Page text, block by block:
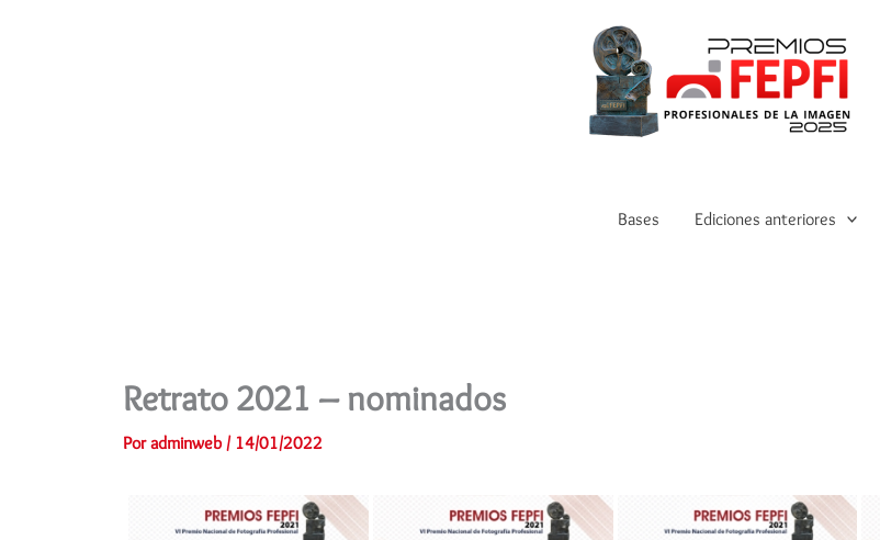
Bases Ediciones anteriores
Retrato 2021 – nominados
Poradminweb / 14/01/2022